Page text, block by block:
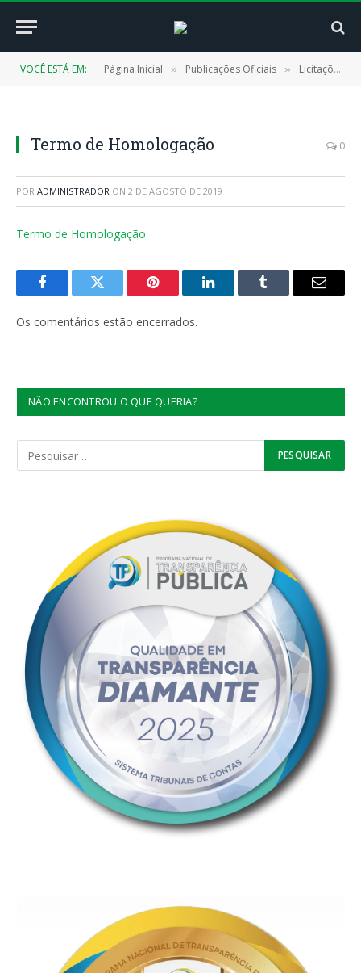
VOCÊ ESTÁ EM: Página Inicial » Publicações Oficiais » Licitações
Termo de Homologação 0
POR ADMINISTRADOR ON 2 DE AGOSTO DE 2019
Termo de Homologação
FacebookTwitter Pinterest LinkedInTumblr
E-
Os comentários estão encerrados.
NÃO ENCONTROU O QUE QUERIA?